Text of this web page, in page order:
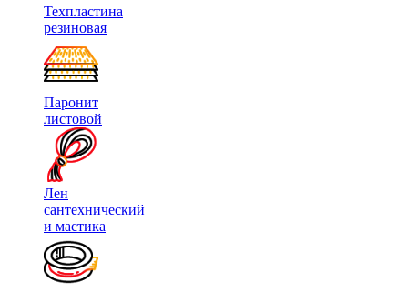
Техпластина
резиновая
Паронит
листовой
Лен
сантехнический
и мастика